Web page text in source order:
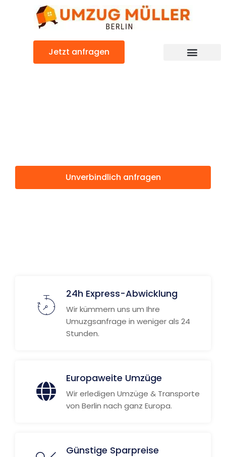
Jetzt anfragen
Unverbindlich anfragen
24h Express-Abwicklung
Wir kümmern uns um Ihre
Umuzgsanfrage in weniger als 24
Stunden.
Europaweite Umzüge
Wir erledigen Umzüge & Transporte
von Berlin nach ganz Europa.
Günstige Sparpreise